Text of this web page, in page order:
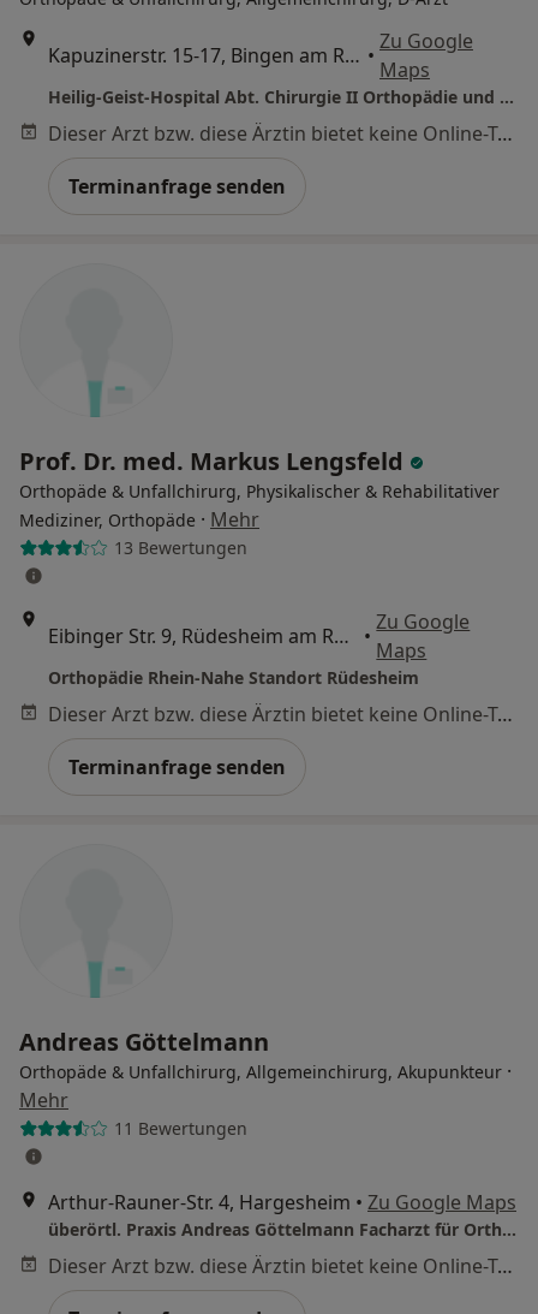
Kapuzinerstr. 15-17, Bingen am Rhein •
Zu Google
Maps
Heilig-Geist-Hospital Abt. Chirurgie II Orthopädie und Unfallchirurgie
Dieser Arzt bzw. diese Ärztin bietet keine Online-Terminbuchung an diesem Standort an.
Terminanfrage senden
Prof. Dr. med. Markus Lengsfeld
Orthopäde & Unfallchirurg, Physikalischer & Rehabilitativer
Mediziner, Orthopäde · Mehr
13 Bewertungen
Eibinger Str. 9, Rüdesheim am Rhein •
Zu Google
Maps
Orthopädie Rhein-Nahe Standort Rüdesheim
Dieser Arzt bzw. diese Ärztin bietet keine Online-Terminbuchung an diesem Standort an.
Terminanfrage senden
Andreas Göttelmann
Orthopäde & Unfallchirurg, Allgemeinchirurg, Akupunkteur ·
Mehr
11 Bewertungen
Arthur-Rauner-Str. 4, Hargesheim • Zu Google Maps
überörtl. Praxis Andreas Göttelmann Facharzt für Orthopädie
Dieser Arzt bzw. diese Ärztin bietet keine Online-Terminbuchung an diesem Standort an.